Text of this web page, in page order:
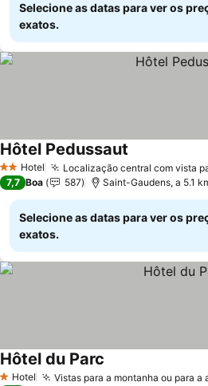
Selecione as datas para ver os
exatos.
2 Estrelas
Hotel Localização central com vista
Hôtel Pedussaut
7,7 Boa 587 Saint-Gaudens, a 5.1
Selecione as datas para ver os
exatos.
1 Estrelas
Hotel Vistas para a montanha ou para a
Hôtel du Parc